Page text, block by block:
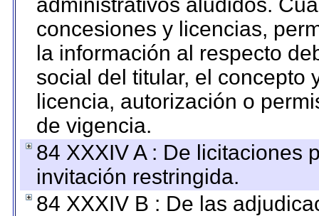
concesiones y licencias,
la información al respecto
social del titular, el concepto
licencia, autorización o
de vigencia.
84 XXXIV A : De licitaciones
invitación restringida.
84 XXXIV B : De las